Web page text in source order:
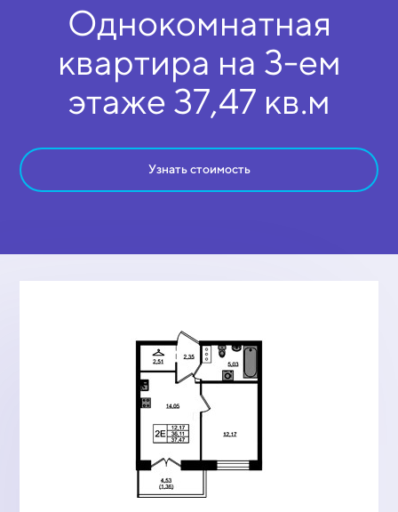
Однокомнатная
квартира на 3-ем
этаже 37,47 кв.м
Узнать стоимость